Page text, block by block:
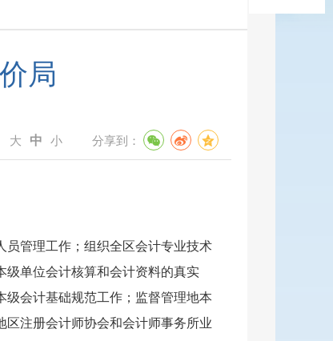
局
大 中 小 分享到：
员管理工作；组织全区会计专业技术
级单位会计核算和会计资料的真实
会计基础规范工作；监督管理地本
注册会计师协会和会计师事务所业